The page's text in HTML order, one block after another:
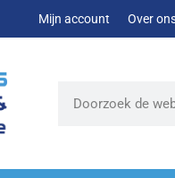
Mijn account Over